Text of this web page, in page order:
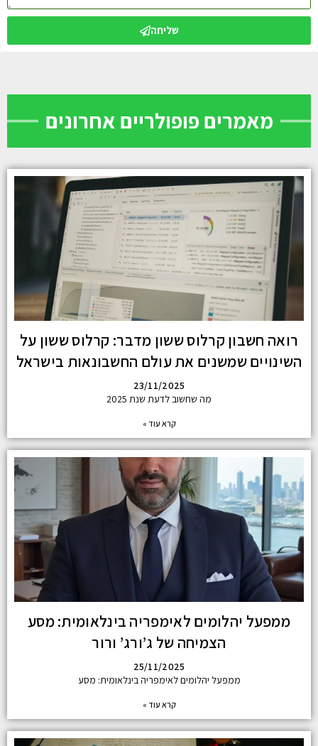
שליחה
מאמרים פופולריים אחרונים
רואה חשבון קרלוס ששון מדבר: קרלוס ששון על
השינויים שמשנים את עולם החשבונאות בישראל
23/11/2025
מה שחשוב לדעת שנת 2025
קרא עוד »
ממפעל יהלומים לאימפריה בינלאומית: מסע
הצמיחה של ג’ורג’ ורור
25/11/2025
ממפעל יהלומים לאימפריה בינלאומית: מסע
קרא עוד »